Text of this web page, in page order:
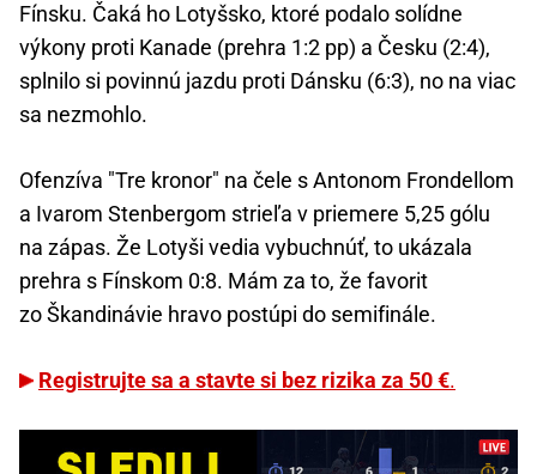
Fínsku. Čaká ho Lotyšsko, ktoré podalo solídne
výkony proti Kanade (prehra 1:2 pp) a Česku (2:4),
splnilo si povinnú jazdu proti Dánsku (6:3), no na viac
sa nezmohlo.
Ofenzíva "Tre kronor" na čele s Antonom Frondellom
a Ivarom Stenbergom strieľa v priemere 5,25 gólu
na zápas. Že Lotyši vedia vybuchnúť, to ukázala
prehra s Fínskom 0:8. Mám za to, že favorit
zo Škandinávie hravo postúpi do semifinále.
Registrujte sa a stavte si bez rizika za 50 €.